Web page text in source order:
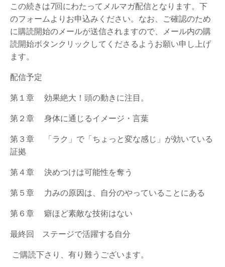
この続きは7回にわたってメルマガ配信となります。下
のフォームよりお申込みください。なお、ご確認のため
に購読開始のメールが送信されますので、メール内の購
読開始ボタンクリックしてくださるようお願い申し上げ
ます。
配信予定
第１章 効果絶大！頭の動きに注目。
第２章 身体に通じるイメージ・言葉
第３章 「ラク」で「ちょっと変な感じ」が効いている
証拠
第４章 決めつけは可能性を奪う
第５章 力みの原因は、自分のやっていることにある
第６章 癖ほど素敵な技術はない
最終回 ステージで活躍する自分
ご購読下さり、有り難うございます。